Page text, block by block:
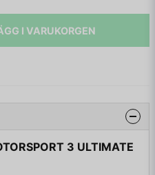
I VARUKORGEN
3 ULTIMATE